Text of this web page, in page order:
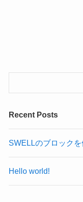
Recent Posts
SWELLのブロック
Hello world!